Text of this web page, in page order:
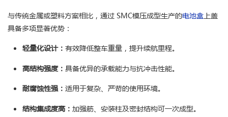
与传统金属或塑料方案相比，通过 SMC模压成型生产的电池盒 上盖
具备多项显著优势：
轻量化设计： 有效降低整车重量，提升续航里程。
高结构强度： 具备优异的承载能力与抗冲击性能。
耐腐蚀性强： 适用于复杂、严苛的使用环境。
结构集成度高： 加强筋、安装柱及密封结构可一次成型。